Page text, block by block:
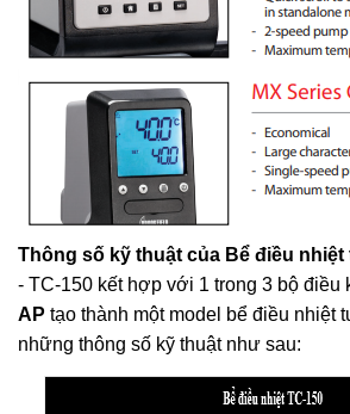
Thông số kỹ thuật của Bể điều nhiệt
- TC-150 kết hợp với 1 trong 3 bộ điều
AP tạo thành một model bể điều nhiệt
những thông số kỹ thuật như sau: